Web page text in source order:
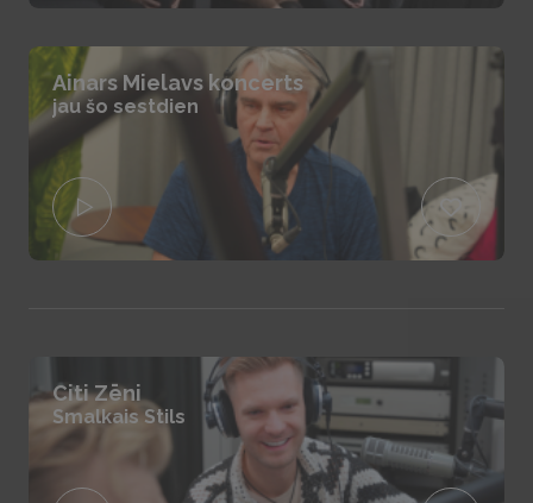
Ainars Mielavs koncerts
jau šo sestdien
Citi Zēni
Smalkais Stils